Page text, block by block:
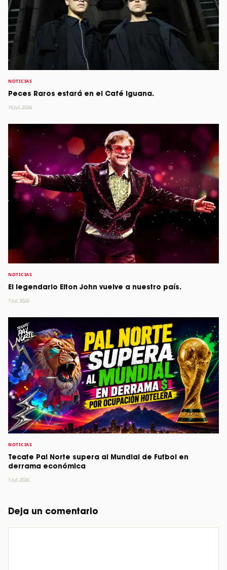
NOTICIAS
Peces Raros estará en el Café Iguana.
16 Jul, 2026
NOTICIAS
El legendario Elton John vuelve a nuestro país.
7 Jul, 2026
NOTICIAS
Tecate Pal Norte supera al Mundial de Futbol en
derrama económica
1 Jul, 2026
Deja un comentario
Comentario